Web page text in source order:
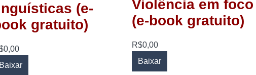
(e-
gratuito)
0,00
Baixar
Violência em foco
(e-book gratuito)
R$0,00
Baixar